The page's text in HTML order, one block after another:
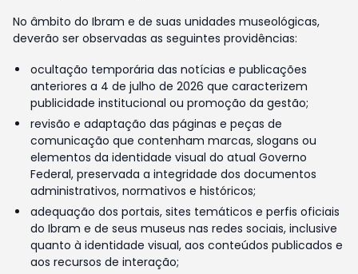
No âmbito do Ibram e de suas unidades museológicas,
deverão ser observadas as seguintes providências:
ocultação temporária das notícias e publicações
anteriores a 4 de julho de 2026 que caracterizem
publicidade institucional ou promoção da gestão;
revisão e adaptação das páginas e peças de
comunicação que contenham marcas, slogans ou
elementos da identidade visual do atual Governo
Federal, preservada a integridade dos documentos
administrativos, normativos e históricos;
adequação dos portais, sites temáticos e perfis oficiais
do Ibram e de seus museus nas redes sociais, inclusive
quanto à identidade visual, aos conteúdos publicados e
aos recursos de interação;